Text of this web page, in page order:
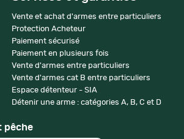
Vente et achat d'armes entre particuliers
Protection Acheteur
Paiement sécurisé
Paiement en plusieurs fois
Vente d'armes entre particuliers
Vente d'armes cat B entre particuliers
Espace détenteur - SIA
Détenir une arme : catégories A, B, C et D
pêche